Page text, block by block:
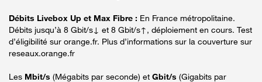
Débits Livebox Up et Max Fibre : En France métropolitaine.
Débits jusqu’à 8 Gbit/s↓ et 8 Gbit/s↑, déploiement en cours. Test
d’éligibilité sur orange.fr. Plus d’informations sur la couverture sur
reseaux.orange.fr
Les Mbit/s (Mégabits par seconde) et Gbit/s (Gigabits par